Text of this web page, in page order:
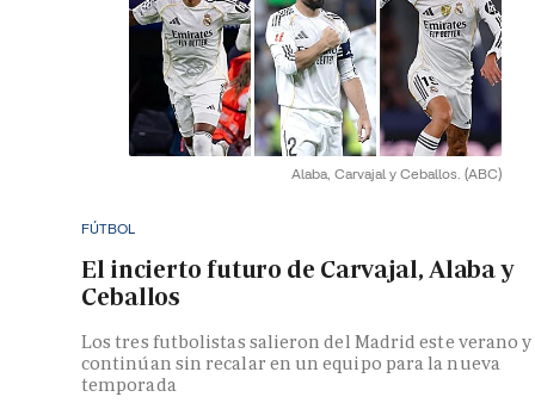
Alaba, Carvajal y Ceballos. (ABC)
FÚTBOL
El incierto futuro de Carvajal, Alaba y
Ceballos
Los tres futbolistas salieron del Madrid este verano y
continúan sin recalar en un equipo para la nueva
temporada